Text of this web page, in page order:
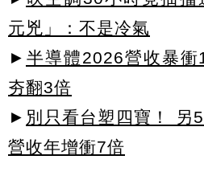
元兇」：不是冷氣
► 半導體2026營收暴
夯翻3倍
► 別只看台塑四寶！ 另
營收年增衝7倍